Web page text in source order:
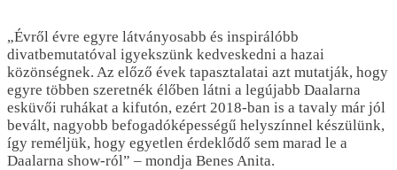
„Évről évre egyre látványosabb és inspirálóbb
divatbemutatóval igyekszünk kedveskedni a hazai
közönségnek. Az előző évek tapasztalatai azt mutatják, hogy
egyre többen szeretnék élőben látni a legújabb Daalarna
esküvői ruhákat a kifutón, ezért 2018-ban is a tavaly már jól
bevált, nagyobb befogadóképességű helyszínnel készülünk,
így reméljük, hogy egyetlen érdeklődő sem marad le a
Daalarna show-ról” – mondja Benes Anita.